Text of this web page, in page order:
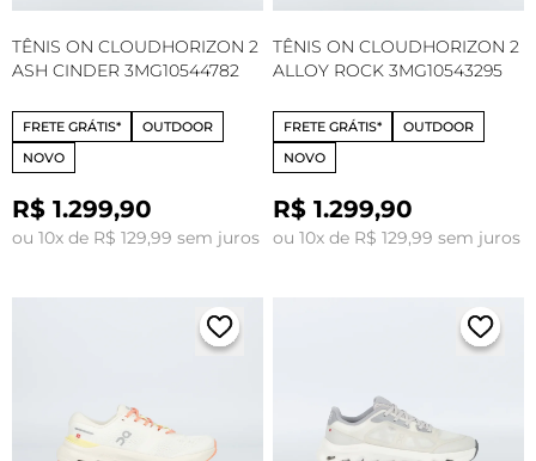
TÊNIS ON CLOUDHORIZON 2
ASH CINDER 3MG10544782
FRETE GRÁTIS*
OUTDOOR
NOVO
R$ 1.299,90
ou 10x de R$ 129,99 sem juros
TÊNIS ON CLOUDHORIZON 2
ALLOY ROCK 3MG10543295
FRETE GRÁTIS*
OUTDOOR
NOVO
R$ 1.299,90
ou 10x de R$ 129,99 sem juros